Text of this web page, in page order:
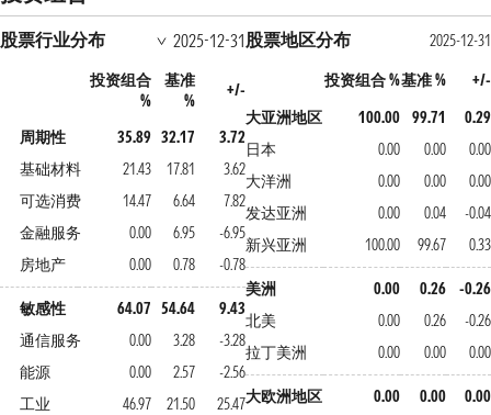
股票行业分布 2025-12-31
投资组合
%
基准
%
+/-
周期性 35.89 32.17
3.72
基础材料
21.43 17.81
3.62
可选消费
14.47 6.64
7.82
金融服务
0.00 6.95
-6.95
房地产
0.00 0.78 -0.78
敏感性 64.07 54.64
9.43
通信服务
0.00 3.28
-3.28
能源
0.00 2.57
-2.56
工业
46.97 21.50
25.47
股票地区分布
2025-12-31
投资组合 %基准 %
+/-
大亚洲地区
100.00 99.71
0.29
日本
0.00 0.00
0.00
大洋洲
0.00 0.00
0.00
发达亚洲
0.00 0.04
-0.04
新兴亚洲
100.00 99.67 0.33
美洲 0.00 0.26
-0.26
北美
0.00 0.26
-0.26
拉丁美洲
0.00 0.00 0.00
大欧洲地区 0.00 0.00
0.00